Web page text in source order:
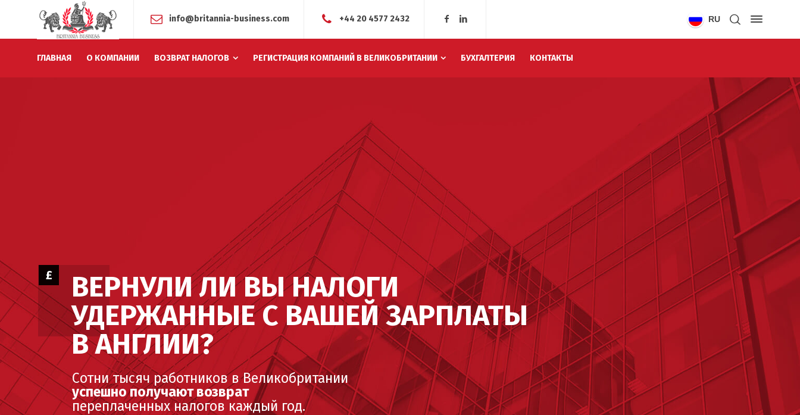
info@britannia-business.com +44 20 4577 2432 RU
ГЛАВНАЯ О КОМПАНИИ ВОЗВРАТ НАЛОГОВ РЕГИСТРАЦИЯ КОМПАНИЙ В ВЕЛИКОБРИТАНИИ БУХГАЛТЕРИЯ КОНТАКТЫ
Сотни тысяч работников в Великобритании
успешно получают возврат
переплаченных налогов каждый год.
ВЕРНУЛИ ЛИ ВЫ НАЛОГИ
УДЕРЖАННЫЕ С ВАШЕЙ ЗАРПЛАТЫ
В АНГЛИИ?
£